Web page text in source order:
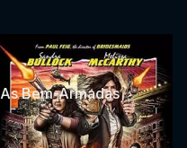
As Bem-Armadas